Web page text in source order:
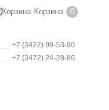
Корзина 0
+7 (3422) 99-53-90
+7 (3472) 24-28-86